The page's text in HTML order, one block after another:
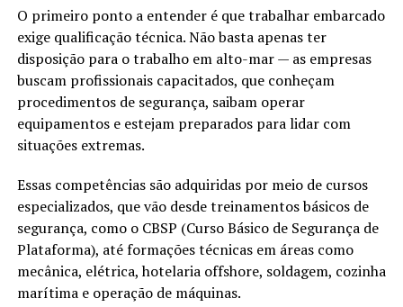
O primeiro ponto a entender é que trabalhar embarcado
exige qualificação técnica. Não basta apenas ter
disposição para o trabalho em alto-mar — as empresas
buscam profissionais capacitados, que conheçam
procedimentos de segurança, saibam operar
equipamentos e estejam preparados para lidar com
situações extremas.
Essas competências são adquiridas por meio de cursos
especializados, que vão desde treinamentos básicos de
segurança, como o CBSP (Curso Básico de Segurança de
Plataforma), até formações técnicas em áreas como
mecânica, elétrica, hotelaria offshore, soldagem, cozinha
marítima e operação de máquinas.